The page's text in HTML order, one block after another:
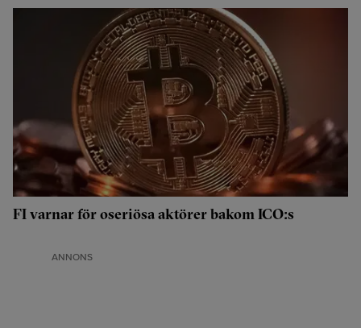
FI varnar för oseriösa aktörer bakom ICO:s
ANNONS